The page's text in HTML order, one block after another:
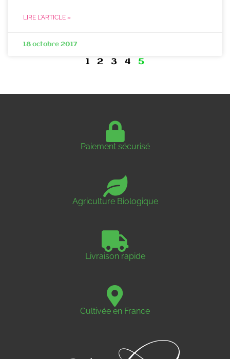
LIRE L'ARTICLE »
18 octobre 2017
1 2 3 4 5
Paiement sécurisé
Agriculture Biologique
Livraison rapide
Cultivée en France